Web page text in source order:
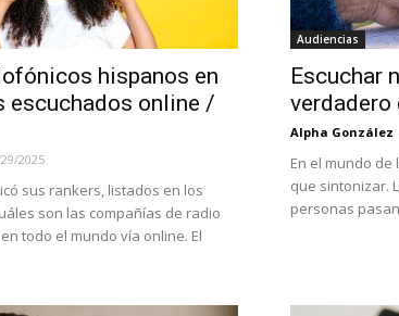
hispanos en
escuchados online /
2025
sus rankers, listados en los
son las compañías de radio
todo el mundo vía online. El
Audiencias
Escuchar
Alpha González
En el mundo de
que sintonizar.
personas